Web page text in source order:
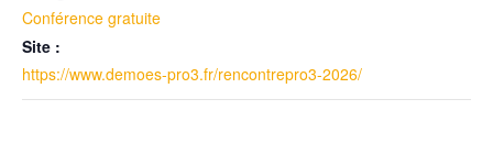
Conférence gratuite
Site :
https://www.demoes-pro3.fr/rencontrepro3-2026/